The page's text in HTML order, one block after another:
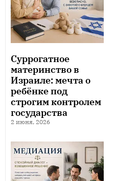
Суррогатное
материнство в
Израиле: мечта о
ребёнке под
строгим контролем
государства
2 июня, 2026